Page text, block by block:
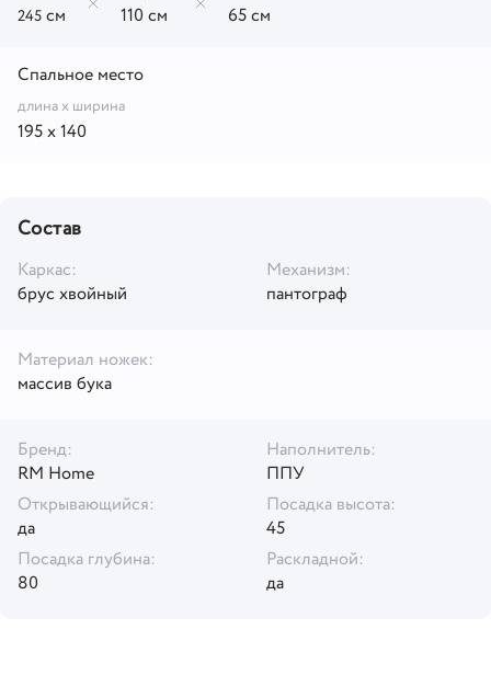
245 см 110 см 65 см
Спальное место
длина x ширина
195 x 140
Состав
Каркас:
брус хвойный
Механизм:
пантограф
Материал ножек:
массив бука
Бренд:
RM Home
Наполнитель:
ППУ
Открывающийся:
да
Посадка высота:
45
Посадка глубина:
80
Раскладной:
да